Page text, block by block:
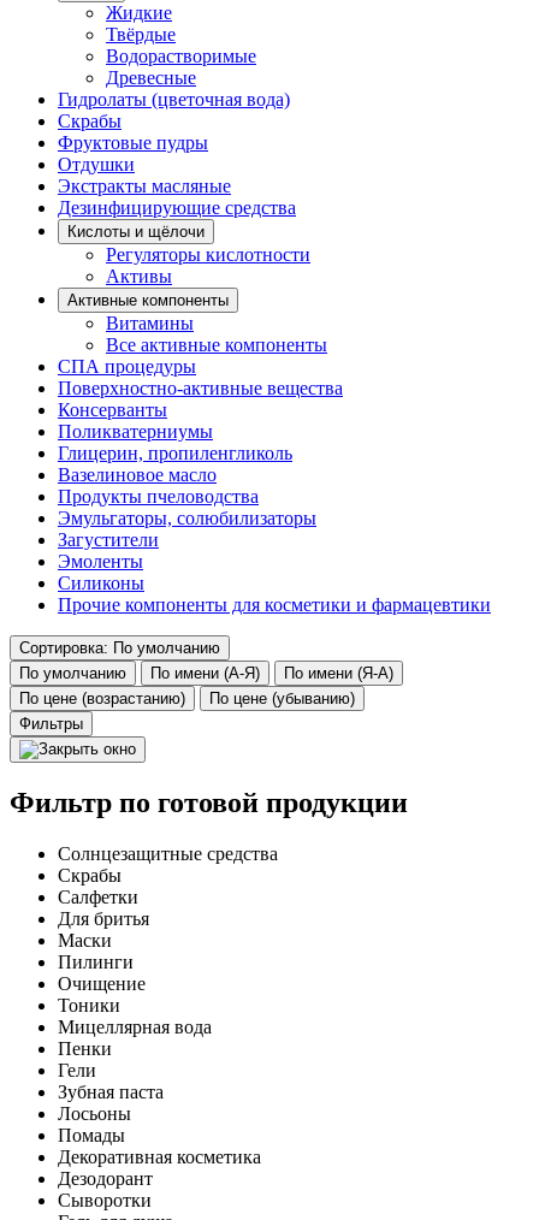
Жидкие
Твёрдые
Водорастворимые
Древесные
Гидролаты (цветочная вода)
Скрабы
Фруктовые пудры
Отдушки
Экстракты масляные
Дезинфицирующие средства
Кислоты и щёлочи
Регуляторы кислотности
Активы
Активные компоненты
Витамины
Все активные компоненты
СПА процедуры
Поверхностно-активные вещества
Консерванты
Поликватерниумы
Глицерин, пропиленгликоль
Вазелиновое масло
Продукты пчеловодства
Эмульгаторы, солюбилизаторы
Загустители
Эмоленты
Силиконы
Прочие компоненты для косметики и фармацевтики
Сортировка: По умолчанию
По умолчанию
По имени (А-Я)
По имени (Я-А)
По цене (возрастанию)
По цене (убыванию)
Фильтры
Фильтр по готовой продукции
Солнцезащитные средства
Скрабы
Салфетки
Для бритья
Маски
Пилинги
Очищение
Тоники
Мицеллярная вода
Пенки
Гели
Зубная паста
Лосьоны
Помады
Декоративная косметика
Дезодорант
Сыворотки